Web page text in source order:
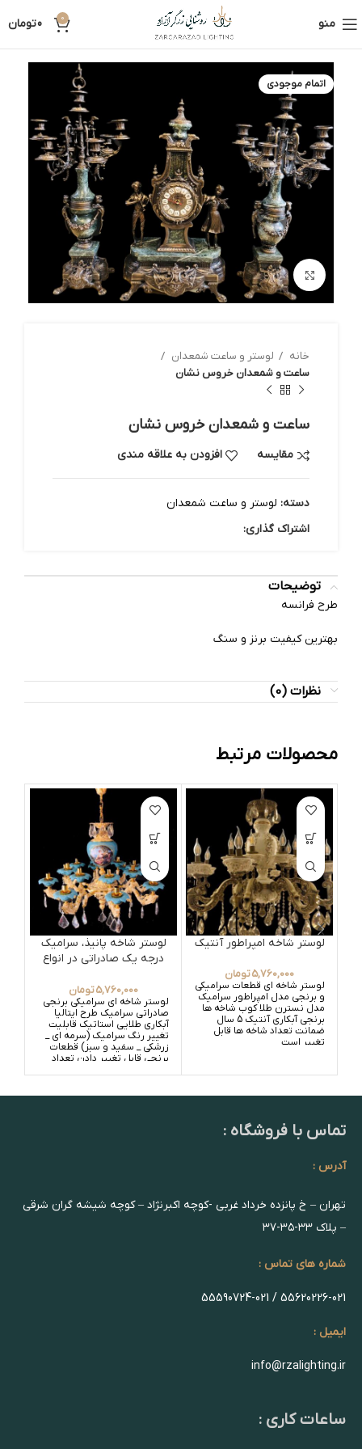
منو 0
0تومان
اتمام موجودی
بزرگنمایی تصویر
خانه
لوستر و ساعت شمعدان
ساعت و شمعدان خروس نشان
ساعت و شمعدان خروس نشان
مقایسه افزودن به علاقه مندی
دسته: لوستر و ساعت شمعدان
اشتراک گذاری:
توضیحات
طرح فرانسه
بهترین کیفیت برنز و سنگ
نظرات (0)
محصولات مرتبط
لوستر شاخه امپراطور آنتیک
5,760,000تومان
لوستر شاخه ای قطعات سرامیکی
و برنجی مدل امپراطور سرامیک
مدل نسترن طلا کوب شاخه ها
برنجی آبکاری آنتیک 5 سال
ضمانت تعداد شاخه ها قابل
تغییر است
لوستر شاخه پانیذ، سرامیک
درجه یک صادراتی در انواع
5,760,000تومان
لوستر شاخه ای سرامیکی برنجی
صادراتی سرامیک طرح ایتالیا
آبکاری طلایی استاتیک قابلیت
تغییر رنگ سرامیک (سرمه ای _
زرشکی _ سفید و سبز) قطعات
برنجی قابل تغییر دادن تعداد
تماس با فروشگاه :
آدرس :
تهران – خ پانزده خرداد غربی -کوچه اکبرنژاد – کوچه شیشه گران شرقی
– پلاک ۳۳-۳۵-۳۷
شماره های تماس :
55620226-021 / 55590724-021
ایمیل :
info@rzalighting.ir
ساعات کاری :